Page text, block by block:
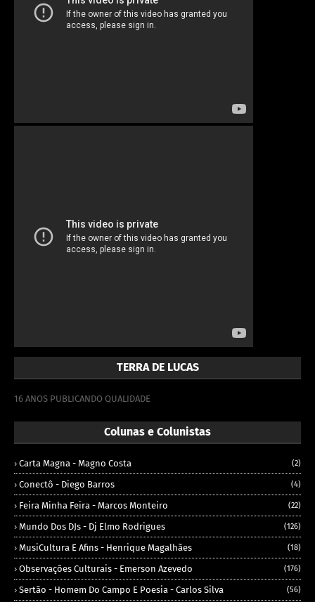
TERRA DE LUCAS
16 ANOS PUBLICANDO QUALIDADE
Colunas e Colunistas
Carta Magna - Magno Costa (2)
Conectô - Diego Barros (4)
Feira Minha Feira - Marcos Monteiro (22)
Mundo Dos DJs - Dj Elmo Rodrigues (126)
MusiCultura E Afins - Henrique Magalhães (18)
Observações Culturais - Emerson Azevedo (176)
Sertão - Homem Do Campo E Poesia - Carlos Silva (56)